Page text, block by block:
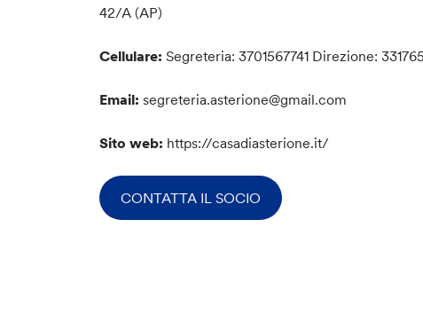
42/A (AP)
Cellulare: Segreteria: 3701567741 Direzione:
Email: segreteria.asterione@gmail.com
Sito web: https://casadiasterione.it/
CONTATTA IL SOCIO